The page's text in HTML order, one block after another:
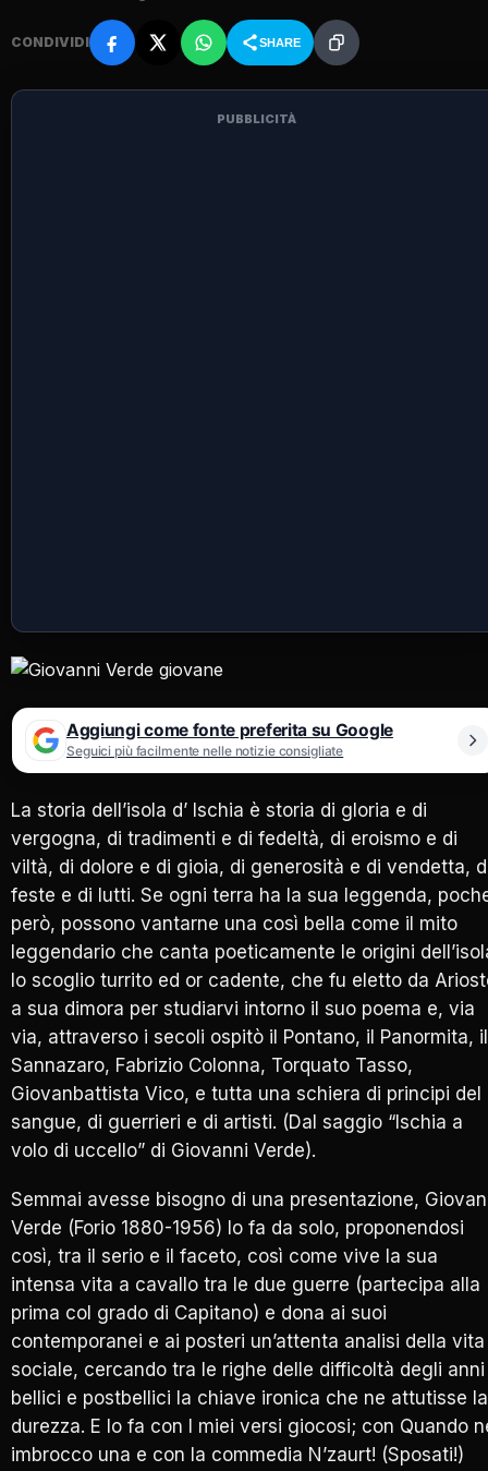
CONDIVIDI SHARE
PUBBLICITÀ
Aggiungi come fonte preferita su Google
Seguici più facilmente nelle notizie consigliate
La storia dell’isola d’ Ischia è storia di gloria e di
vergogna, di tradimenti e di fedeltà, di eroismo e di
viltà, di dolore e di gioia, di generosità e di vendetta,
feste e di lutti. Se ogni terra ha la sua leggenda,
però, possono vantarne una così bella come il mito
leggendario che canta poeticamente le origini
lo scoglio turrito ed or cadente, che fu eletto da
a sua dimora per studiarvi intorno il suo poema e, via
via, attraverso i secoli ospitò il Pontano, il Panormita, il
Sannazaro, Fabrizio Colonna, Torquato Tasso,
Giovanbattista Vico, e tutta una schiera di principi del
sangue, di guerrieri e di artisti. (Dal saggio “Ischia a
volo di uccello” di Giovanni Verde).
Semmai avesse bisogno di una presentazione,
Verde (Forio 1880-1956) lo fa da solo, proponendosi
così, tra il serio e il faceto, così come vive la sua
intensa vita a cavallo tra le due guerre (partecipa alla
prima col grado di Capitano) e dona ai suoi
contemporanei e ai posteri un’attenta analisi della vita
sociale, cercando tra le righe delle difficoltà degli anni
bellici e postbellici la chiave ironica che ne attutisse la
durezza. E lo fa con I miei versi giocosi; con Quando
imbrocco una e con la commedia N’zaurt! (Sposati!)